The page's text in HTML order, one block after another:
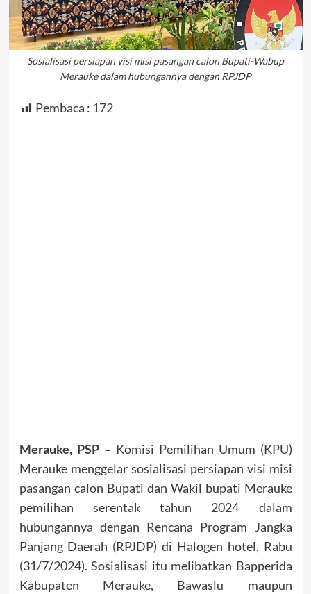
Sosialisasi persiapan visi misi pasangan calon Bupati-Wabup
Merauke dalam hubungannya dengan RPJDP
Pembaca : 172
Merauke, PSP – Komisi Pemilihan Umum (KPU)
Merauke menggelar sosialisasi persiapan visi misi
pasangan calon Bupati dan Wakil bupati Merauke
pemilihan serentak tahun 2024 dalam
hubungannya dengan Rencana Program Jangka
Panjang Daerah (RPJDP) di Halogen hotel, Rabu
(31/7/2024). Sosialisasi itu melibatkan Bapperida
Kabupaten Merauke, Bawaslu maupun